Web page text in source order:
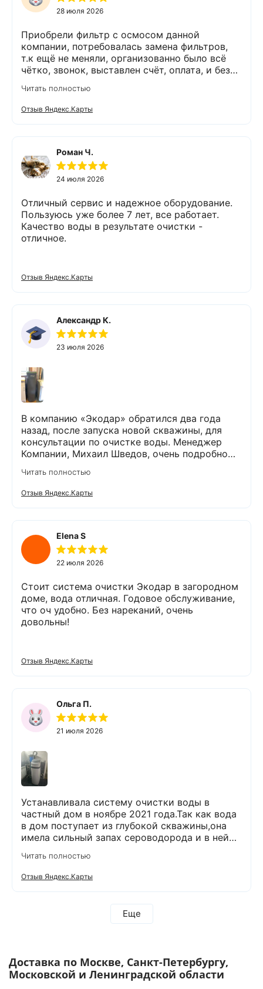
28 июля 2026
Приобрели фильтр с осмосом данной
компании, потребовалась замена фильтров,
т.к ещё не меняли, организованно было всё
чётко, звонок, выставлен счёт, оплата, и без
выполнено (всё чётко без шума и пыли),
приятно работать с грамотными,
обязательными людьми. Спасибо
Читать полностью
Отзыв Яндекс.Карты
Роман Ч.
24 июля 2026
Отличный сервис и надежное оборудование.
Пользуюсь уже более 7 лет, все работает.
Качество воды в результате очистки -
отличное.
Отзыв Яндекс.Карты
Александр К.
23 июля 2026
В компанию «Экодар» обратился два года
назад, после запуска новой скважины, для
консультации по очистке воды. Менеджер
Компании, Михаил Шведов, очень подробно
подобрать оптимальный вариант, пригласил в
офис для заключения договора. Оборудование
«Экодар компакт», которое я поставил,
убрало посторонние запахи. Вода стала
мягкой и приятной на вкус. Полностью
доволен сотрудничеством с Компанией
«Экодар». Рекомендую.
Читать полностью
Отзыв Яндекс.Карты
Elena S
22 июля 2026
Стоит система очистки Экодар в загородном
доме, вода отличная. Годовое обслуживание,
что оч удобно. Без нареканий, очень
довольны!
Отзыв Яндекс.Карты
Ольга П.
21 июля 2026
Устанавливала систему очистки воды в
частный дом в ноябре 2021 года.Так как вода
в дом поступает из глубокой скважины,она
имела сильный запах сероводорода и в ней
желтела) и пользоваться в доме ей было
невозможно. После установки специального
оборудования,вода стала на вкус лучше,чем
воде я и не мечтала!!!!!! Прошло уже 5 лет.И в
течении этого времени не было никаких
порядке.Может надо что-то заменить.
Позвонила в компанию и,как всегда,вежливые
Читать полностью
Отзыв Яндекс.Карты
Еще
Доставка по Москве, Санкт-Петербургу,
Московской и Ленинградской области